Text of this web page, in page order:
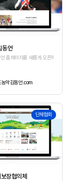
동언
홈페이지를 새롭게 오픈하였습니다.
악김동언.com
단체협회
장협의체